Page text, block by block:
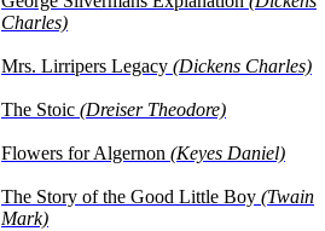
Charles)
Mrs. Lirripers Legacy (Dickens Charles)
The Stoic (Dreiser Theodore)
Flowers for Algernon (Keyes Daniel)
The Story of the Good Little Boy (Twain
Mark)